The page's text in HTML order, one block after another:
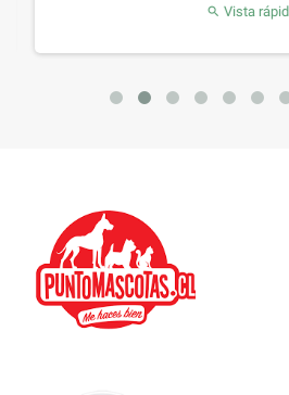
Vista rápida